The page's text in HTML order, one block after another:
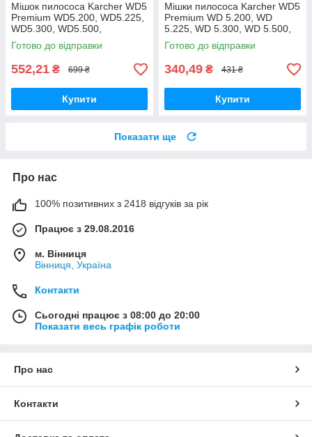
Мішок пилососа Karcher WD5
Premium WD5.200, WD5.225,
WD5.300, WD5.500,
WD5.470, WD5.260,
WD5.400, WD5.450
багаторазовий
Готово до відправки
552,21 ₴ 699 ₴
Купити
Мішки пилососа Karcher WD5
Premium WD 5.200, WD
5.225, WD 5.300, WD 5.500,
WD 5.470, WD 5.260, WD
5.400, WD 5.450, WD 5.220 -
2шт
Готово до відправки
340,49 ₴ 431 ₴
Купити
Показати ще
Про нас
100% позитивних з 2418 відгуків за рік
Працює з 29.08.2016
м. Вінниця
Вінниця, Україна
Контакти
Сьогодні працює з 08:00 до 20:00
Показати весь графік роботи
Про нас
Контакти